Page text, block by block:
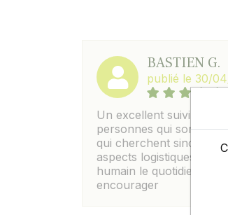
BASTIEN G.
publié le 30/
Un excellent suivi ; On
personnes qui sont
qui cherchent
aspects logistiques ,
humain le quotidien
encourager